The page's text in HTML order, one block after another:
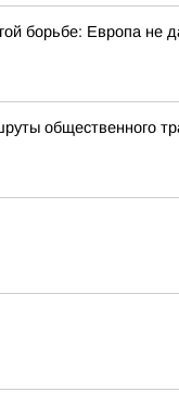
борьбе: Европа не
общественного